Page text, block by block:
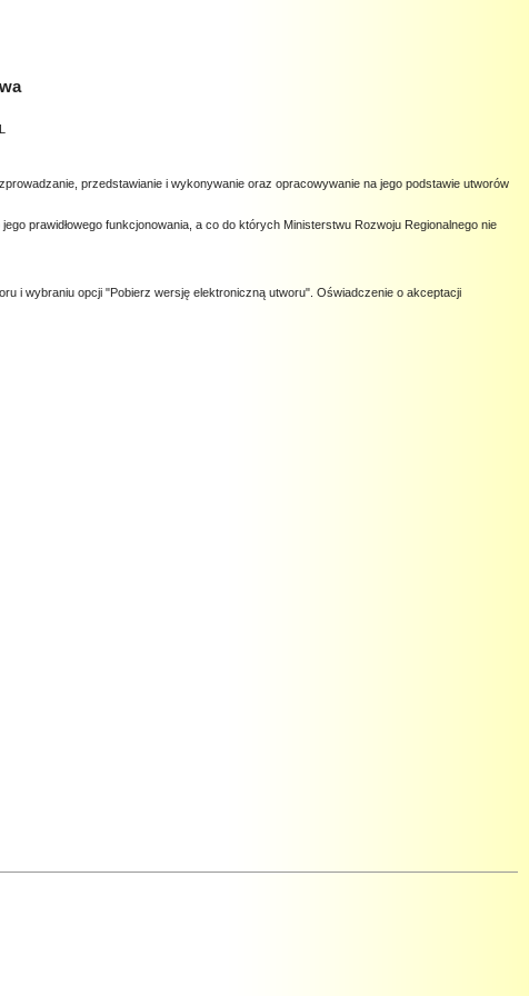
przedstawianie i wykonywanie oraz opracowywanie na jego podstawie utworów
prawidłowego funkcjonowania, a co do których Ministerstwu Rozwoju Regionalnego nie
i wybraniu opcji "Pobierz wersję elektroniczną utworu". Oświadczenie o akceptacji